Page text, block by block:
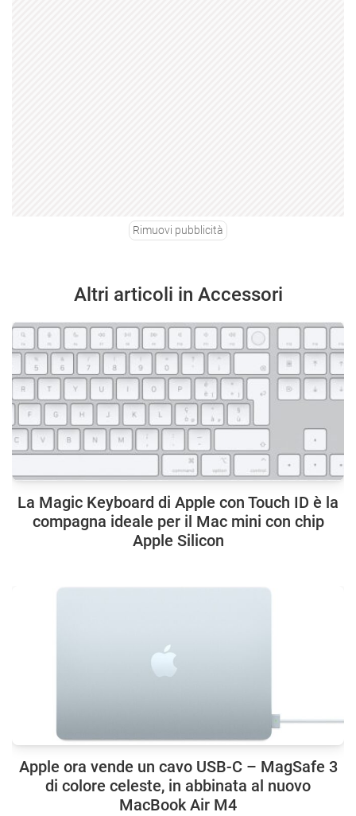
Rimuovi pubblicità
Altri articoli in Accessori
La Magic Keyboard di Apple con Touch ID è la
compagna ideale per il Mac mini con chip
Apple Silicon
Apple ora vende un cavo USB-C – MagSafe 3
di colore celeste, in abbinata al nuovo
MacBook Air M4